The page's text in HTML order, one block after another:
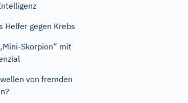
Helfer gegen Krebs
Skorpion“ mit
von fremden